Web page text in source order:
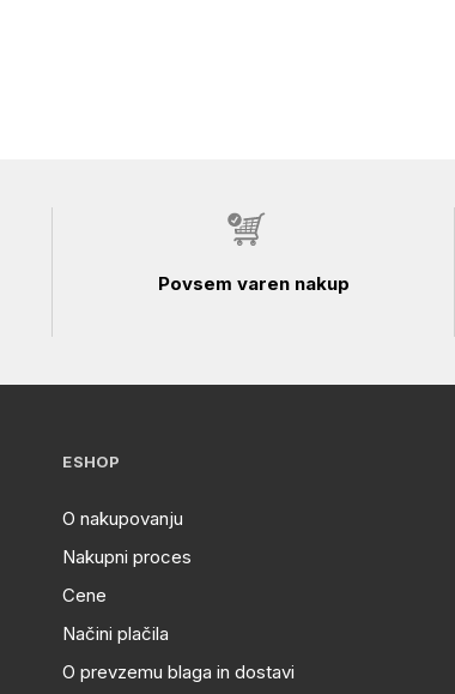
Povsem varen nakup
ESHOP
O nakupovanju
Nakupni proces
Cene
Načini plačila
O prevzemu blaga in dostavi